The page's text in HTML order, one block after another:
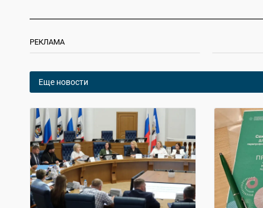
РЕКЛАМА
Еще новости